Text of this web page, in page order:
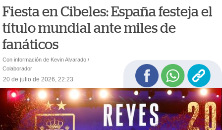
Fiesta en Cibeles: España festeja el
título mundial ante miles de
fanáticos
Con información de Kevin Alvarado /
Colaborador
20 de julio de 2026, 22:23